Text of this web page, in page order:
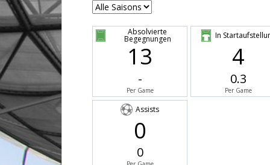
Absolvierte
Begegnungen
13
-
Per Game
In
4
0.3
Per Game
Assists
0
0